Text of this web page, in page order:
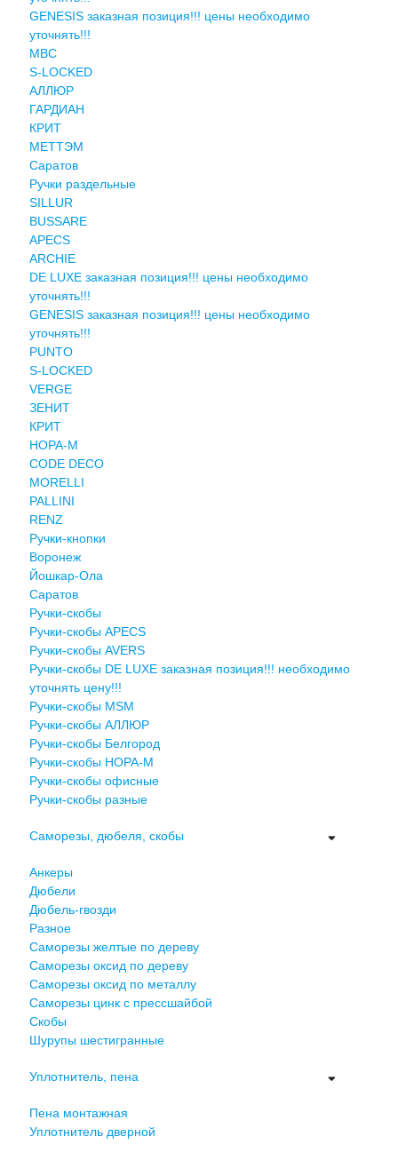
GENESIS заказная позиция!!! цены необходимо
уточнять!!!
MBC
S-LOCKED
АЛЛЮР
ГАРДИАН
КРИТ
МЕТТЭМ
Саратов
Ручки раздельные
SILLUR
BUSSARE
APECS
ARCHIE
DE LUXE заказная позиция!!! цены необходимо
уточнять!!!
GENESIS заказная позиция!!! цены необходимо
уточнять!!!
PUNTO
S-LOCKED
VERGE
ЗЕНИТ
КРИТ
НОРА-М
CODE DECO
MORELLI
PALLINI
RENZ
Ручки-кнопки
Воронеж
Йошкар-Ола
Саратов
Ручки-скобы
Ручки-скобы APECS
Ручки-скобы AVERS
Ручки-скобы DE LUXE заказная позиция!!! необходимо
уточнять цену!!!
Ручки-скобы MSM
Ручки-скобы АЛЛЮР
Ручки-скобы Белгород
Ручки-скобы НОРА-М
Ручки-скобы офисные
Ручки-скобы разные
Саморезы, дюбеля, скобы
Анкеры
Дюбели
Дюбель-гвозди
Разное
Саморезы желтые по дереву
Саморезы оксид по дереву
Саморезы оксид по металлу
Саморезы цинк с прессшайбой
Скобы
Шурупы шестигранные
Уплотнитель, пена
Пена монтажная
Уплотнитель дверной